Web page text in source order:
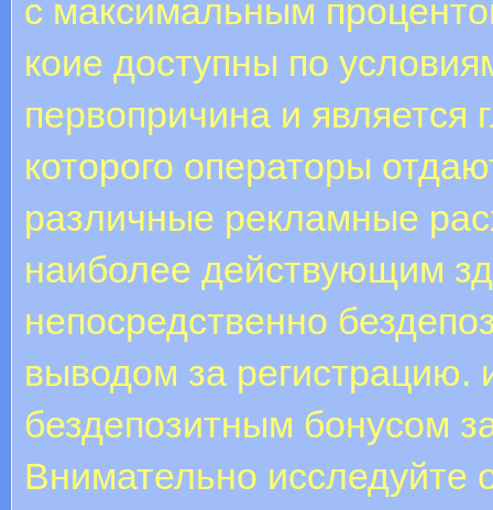
с максимальным
коие доступны по
первопричина и
которого операторы
различные рекламные
наиболее действующим
непосредственно
выводом за регистрацию.
бездепозитным бонусом
Внимательно исследуйте